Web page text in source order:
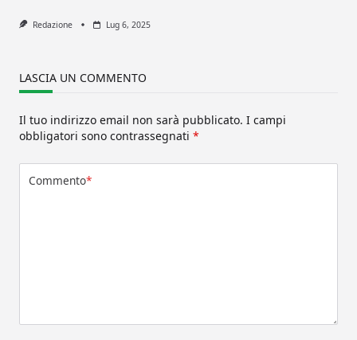
Redazione Lug 6, 2025
LASCIA UN COMMENTO
Il tuo indirizzo email non sarà pubblicato. I campi
obbligatori sono contrassegnati *
Commento*